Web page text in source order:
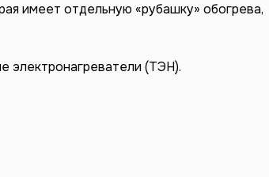
имеет отдельную «рубашку» обогрева,
электронагреватели (ТЭН).